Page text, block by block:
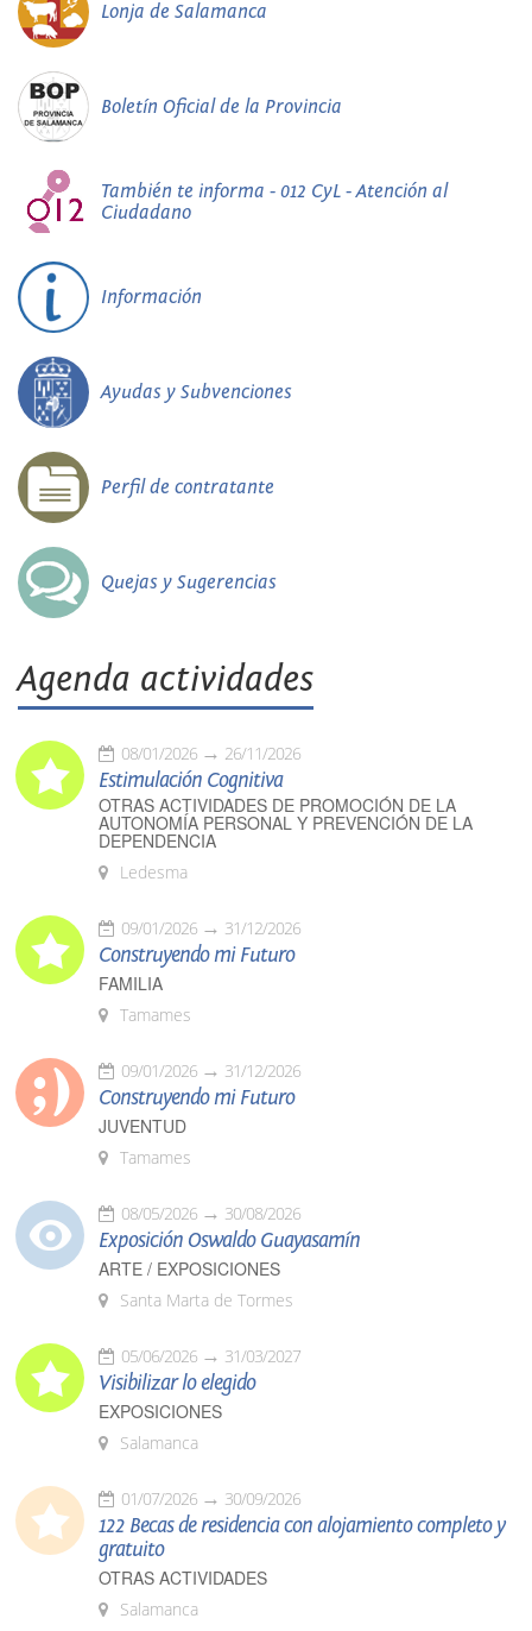
Lonja de Salamanca
Boletín Oficial de la Provincia
También te informa - 012 CyL - Atención al
Ciudadano
Información
Ayudas y Subvenciones
Perfil de contratante
Quejas y Sugerencias
Agenda actividades
08/01/2026 26/11/2026
Estimulación Cognitiva
OTRAS ACTIVIDADES DE PROMOCIÓN DE LA
AUTONOMÍA PERSONAL Y PREVENCIÓN DE LA
DEPENDENCIA
Ledesma
09/01/2026 31/12/2026
Construyendo mi Futuro
FAMILIA
Tamames
09/01/2026 31/12/2026
Construyendo mi Futuro
JUVENTUD
Tamames
08/05/2026 30/08/2026
Exposición Oswaldo Guayasamín
ARTE / EXPOSICIONES
Santa Marta de Tormes
05/06/2026 31/03/2027
Visibilizar lo elegido
EXPOSICIONES
Salamanca
01/07/2026 30/09/2026
122 Becas de residencia con alojamiento completo y
gratuito
OTRAS ACTIVIDADES
Salamanca